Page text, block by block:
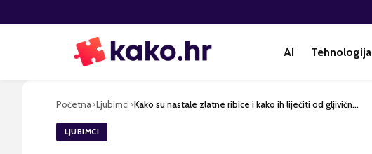
AI Tehnologija
Početna›Ljubimci ›Kako su nastale zlatne ribice i kako ih liječiti od gljivičn…
LJUBIMCI